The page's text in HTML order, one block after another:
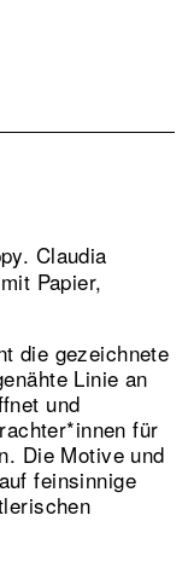
Claudia
Papier,
die gezeichnete
Linie an
und
für
Die Motive und
feinsinnige